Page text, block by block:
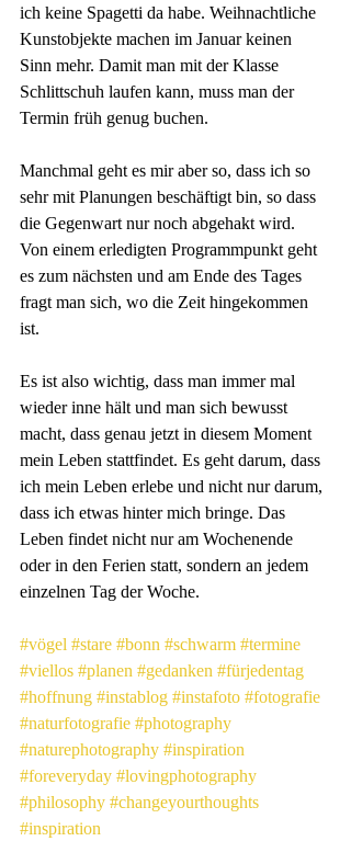
ich keine Spagetti da habe. Weihnachtliche
Kunstobjekte machen im Januar keinen
Sinn mehr. Damit man mit der Klasse
Schlittschuh laufen kann, muss man der
Termin früh genug buchen.
Manchmal geht es mir aber so, dass ich so
sehr mit Planungen beschäftigt bin, so dass
die Gegenwart nur noch abgehakt wird.
Von einem erledigten Programmpunkt geht
es zum nächsten und am Ende des Tages
fragt man sich, wo die Zeit hingekommen
ist.
Es ist also wichtig, dass man immer mal
wieder inne hält und man sich bewusst
macht, dass genau jetzt in diesem Moment
mein Leben stattfindet. Es geht darum, dass
ich mein Leben erlebe und nicht nur darum,
dass ich etwas hinter mich bringe. Das
Leben findet nicht nur am Wochenende
oder in den Ferien statt, sondern an jedem
einzelnen Tag der Woche.
#vögel #stare #bonn #schwarm #termine
#viellos #planen #gedanken #fürjedentag
#hoffnung #instablog #instafoto #fotografie
#naturfotografie #photography
#naturephotography #inspiration
#foreveryday #lovingphotography
#philosophy #changeyourthoughts
#inspiration